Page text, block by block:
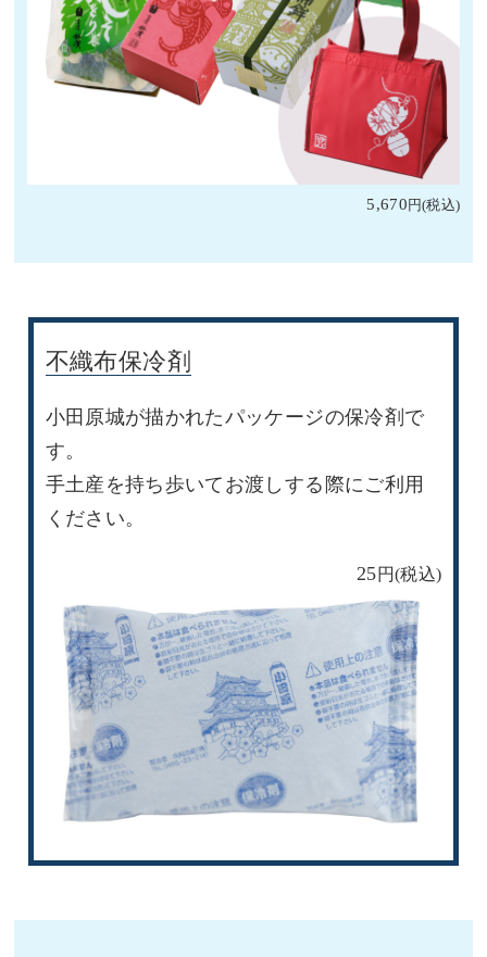
5,670
不織布保冷剤
小田原城が描かれたパッケージの保冷剤で
す。
手土産を持ち歩いてお渡しする際にご利用
ください。
25